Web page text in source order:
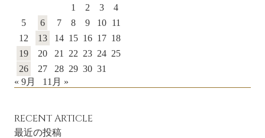
1
2 3
4
5
6 7 8 9 10 11
12
13 14 15 16 17 18
19
20 21 22 23 24 25
26
27 28 29 30 31
« 9月
11月 »
RECENT ARTICLE
最近の投稿